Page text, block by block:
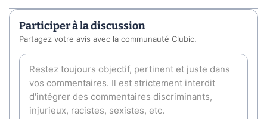
Participer à la discussion
Partagez votre avis avec la communauté Clubic.